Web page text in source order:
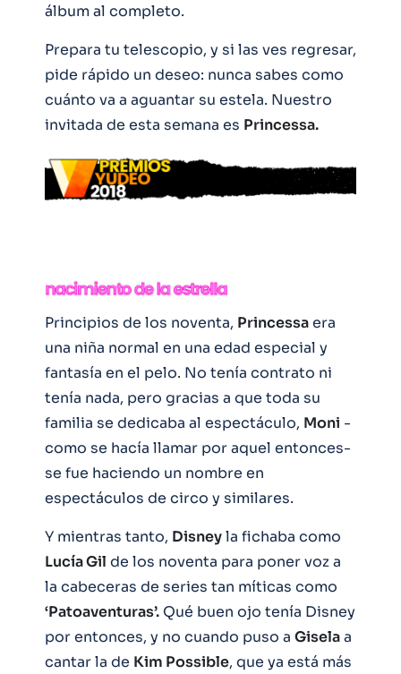
álbum al completo.
Prepara tu telescopio, y si las ves regresar,
pide rápido un deseo: nunca sabes como
cuánto va a aguantar su estela. Nuestro
invitada de esta semana es Princessa.
Principios de los noventa, Princessaera
una niña normal en una edad especial y
fantasía en el pelo. No tenía contrato ni
tenía nada, pero gracias a que toda su
familia se dedicaba al espectáculo, Moni -
como se hacía llamar por aquel entonces-
se fue haciendo un nombre en
espectáculos de circo y similares.
Y mientras tanto, Disneyla fichaba como
Lucía Gil de los noventa para poner voz a
la cabeceras de series tan míticas como
‘Patoaventuras’. Qué buen ojo tenía Disney
por entonces, y no cuando puso a Giselaa
cantar la de Kim Possible, que ya está más